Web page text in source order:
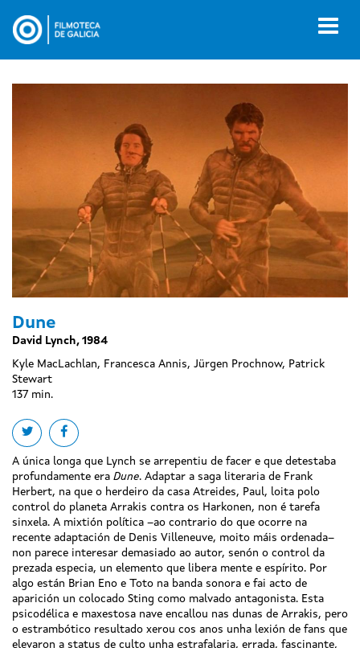
contido
Dune
David Lynch, 1984
Kyle MacLachlan, Francesca Annis, Jürgen Prochnow, Patrick
Stewart
137 min.
Share on twitter
Share on facebook
A única longa que Lynch se arrepentiu de facer e que detestaba
profundamente era Dune. Adaptar a saga literaria de Frank
Herbert, na que o herdeiro da casa Atreides, Paul, loita polo
control do planeta Arrakis contra os Harkonen, non é tarefa
sinxela. A mixtión política –ao contrario do que ocorre na
recente adaptación de Denis Villeneuve, moito máis ordenada–
non parece interesar demasiado ao autor, senón o control da
prezada especia, un elemento que libera mente e espírito. Por
algo están Brian Eno e Toto na banda sonora e fai acto de
aparición un colocado Sting como malvado antagonista. Esta
psicodélica e maxestosa nave encallou nas dunas de Arrakis, pero
o estrambótico resultado xerou cos anos unha lexión de fans que
elevaron a status de culto unha estrafalaria, errada, fascinante,